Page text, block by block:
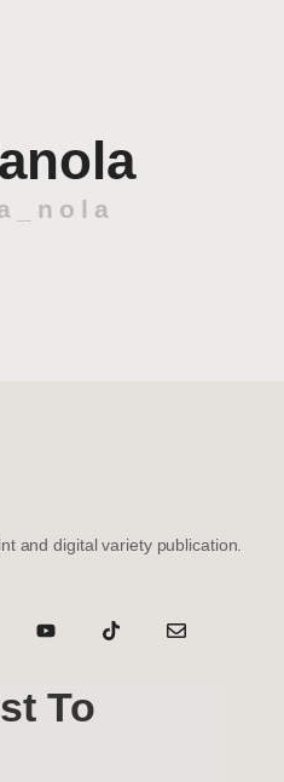
and digital variety publication.
To